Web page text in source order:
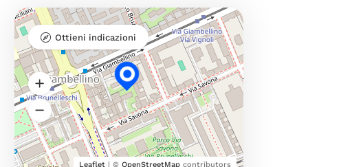
Leaflet| © OpenStreetMapcontributors
Ottieni indicazioni